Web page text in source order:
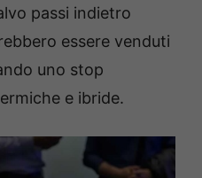
passi indietro
essere venduti
uno stop
e ibride.